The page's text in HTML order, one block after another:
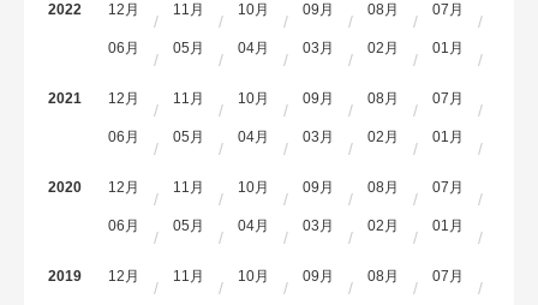
2022 12月 11月 10月 09月 08月 07月
06月 05月 04月 03月 02月 01月
2021 12月 11月 10月 09月 08月 07月
06月 05月 04月 03月 02月 01月
2020 12月 11月 10月 09月 08月 07月
06月 05月 04月 03月 02月 01月
2019 12月 11月 10月 09月 08月 07月